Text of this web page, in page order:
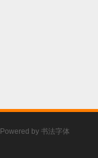
Powered by 书法字体